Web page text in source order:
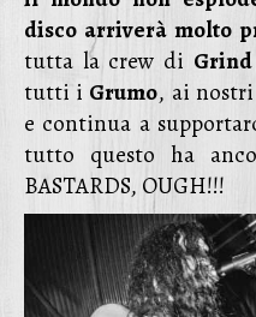
disco arriverà molto
tutta la crew di
tutti i Grumo, ai nostri
e continua a
tutto questo ha
BASTARDS, OUGH!!!